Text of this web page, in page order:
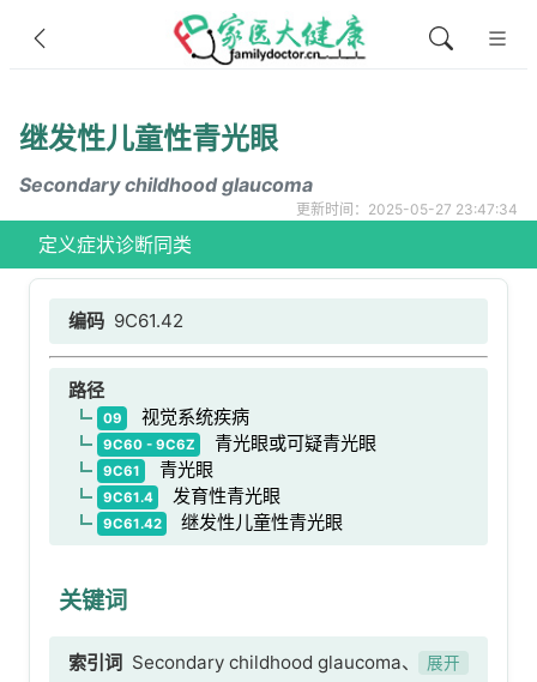
继发性儿童性青光眼
Secondary childhood glaucoma
更新时间：2025-05-27 23:47:34
定义症状诊断同类
编码 9C61.42
路径
09 视觉系统疾病
9C60 - 9C6Z 青光眼或可疑青光眼
9C61 青光眼
9C61.4 发育性青光眼
9C61.42 继发性儿童性青光眼
关键词
索引词 Secondary childhood glaucoma、继发
展开